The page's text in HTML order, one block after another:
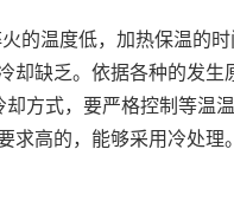
的温度低，加热保温的
却缺乏。依据各种的发生
方式，要严格控制等温
求高的，能够采用冷处